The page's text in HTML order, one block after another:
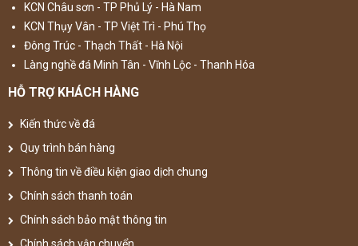
KCN Châu sơn - TP Phủ Lý - Hà Nam
KCN Thụy Vân - TP Việt Trì - Phú Thọ
Đông Trúc - Thạch Thất - Hà Nội
Làng nghề đá Minh Tân - Vĩnh Lộc - Thanh Hóa
HỖ TRỢ KHÁCH HÀNG
Kiến thức về đá
Quy trình bán hàng
Thông tin về điều kiện giao dịch chung
Chính sách thanh toán
Chính sách bảo mật thông tin